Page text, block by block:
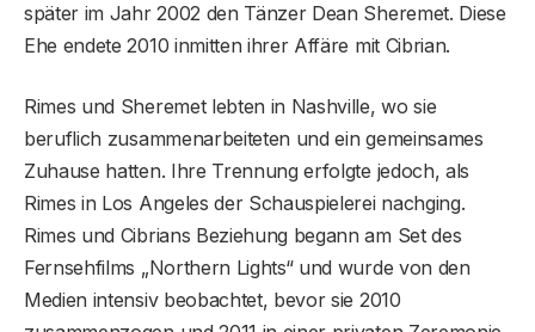
später im Jahr 2002 den Tänzer Dean Sheremet. Diese
Ehe endete 2010 inmitten ihrer Affäre mit Cibrian.
Rimes und Sheremet lebten in Nashville, wo sie
beruflich zusammenarbeiteten und ein gemeinsames
Zuhause hatten. Ihre Trennung erfolgte jedoch, als
Rimes in Los Angeles der Schauspielerei nachging.
Rimes und Cibrians Beziehung begann am Set des
Fernsehfilms „Northern Lights“ und wurde von den
Medien intensiv beobachtet, bevor sie 2010